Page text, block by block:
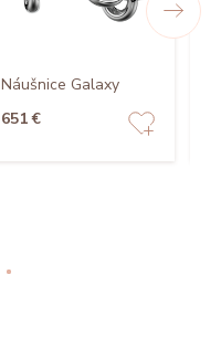
Náušnice Galaxy
651 €